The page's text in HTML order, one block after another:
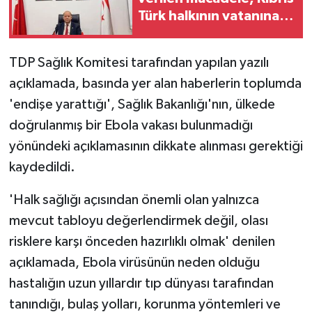
Türk halkının vatanına
göstergelerinden
TDP Sağlık Komitesi tarafından yapılan yazılı
açıklamada, basında yer alan haberlerin toplumda
'endişe yarattığı', Sağlık Bakanlığı'nın, ülkede
doğrulanmış bir Ebola vakası bulunmadığı
yönündeki açıklamasının dikkate alınması gerektiği
kaydedildi.
'Halk sağlığı açısından önemli olan yalnızca
mevcut tabloyu değerlendirmek değil, olası
risklere karşı önceden hazırlıklı olmak' denilen
açıklamada, Ebola virüsünün neden olduğu
hastalığın uzun yıllardır tıp dünyası tarafından
tanındığı, bulaş yolları, korunma yöntemleri ve
SİYASET
SPOR
TATLISU
TEKNOLOJİ
YAŞAM